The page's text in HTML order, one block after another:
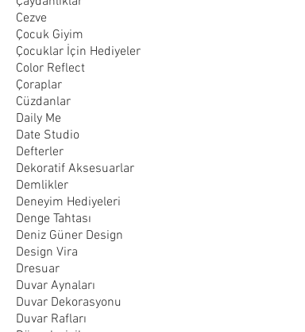
Cezve
Çocuk Giyim
Çocuklar İçin Hediyeler
Color Reflect
Çoraplar
Cüzdanlar
Daily Me
Date Studio
Defterler
Dekoratif Aksesuarlar
Demlikler
Deneyim Hediyeleri
Denge Tahtası
Deniz Güner Design
Design Vira
Dresuar
Duvar Aynaları
Duvar Dekorasyonu
Duvar Rafları